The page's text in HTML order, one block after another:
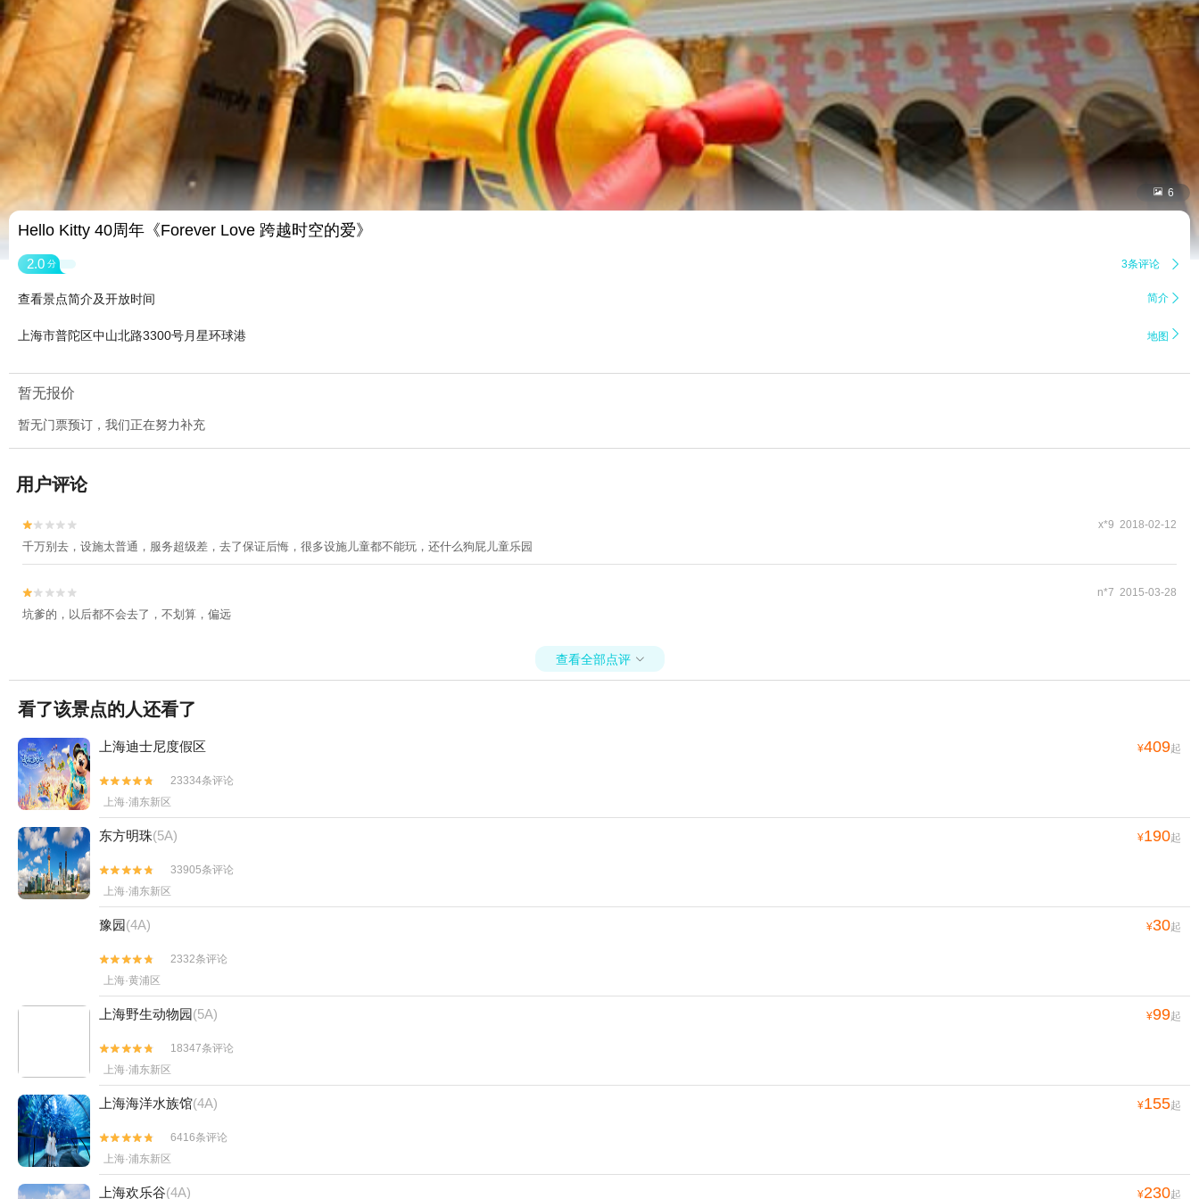
 6
Hello Kitty 40周年《Forever Love 跨越时空的爱》
2.0 分 3条评论 
查看景点简介及开放时间 简介 
上海市普陀区中山北路3300号月星环球港 地图 
暂无报价
暂无门票预订，我们正在努力补充
用户评论

 x*9 2018-02-12
千万别去，设施太普通，服务超级差，去了保证后悔，很多设施儿童都不能玩，还什么狗屁儿童乐园

 n*7 2015-03-28
坑爹的，以后都不会去了，不划算，偏远
查看全部点评 
看了该景点的人还看了
上海迪士尼度假区 ¥409起


23334条评论
上海·浦东新区
东方明珠(5A) ¥190起


33905条评论
上海·浦东新区
豫园(4A) ¥30起


2332条评论
上海·黄浦区
上海野生动物园(5A) ¥99起


18347条评论
上海·浦东新区
上海海洋水族馆(4A) ¥155起


6416条评论
上海·浦东新区
上海欢乐谷(4A) ¥230起